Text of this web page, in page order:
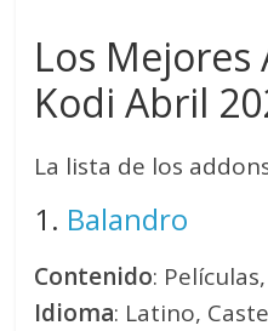
Los Mejores
Kodi Abril
La lista de los
1. Balandro
Contenido:
Idioma: Latino,